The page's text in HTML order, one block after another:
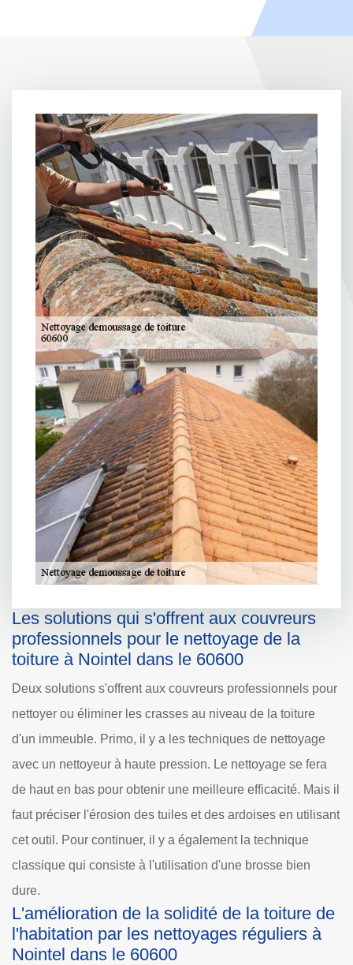
Les solutions qui s'offrent aux couvreurs
professionnels pour le nettoyage de la
toiture à Nointel dans le 60600
Deux solutions s'offrent aux couvreurs professionnels pour
nettoyer ou éliminer les crasses au niveau de la toiture
d'un immeuble. Primo, il y a les techniques de nettoyage
avec un nettoyeur à haute pression. Le nettoyage se fera
de haut en bas pour obtenir une meilleure efficacité. Mais il
faut préciser l'érosion des tuiles et des ardoises en utilisant
cet outil. Pour continuer, il y a également la technique
classique qui consiste à l'utilisation d'une brosse bien
dure.
L'amélioration de la solidité de la toiture de
l'habitation par les nettoyages réguliers à
Nointel dans le 60600